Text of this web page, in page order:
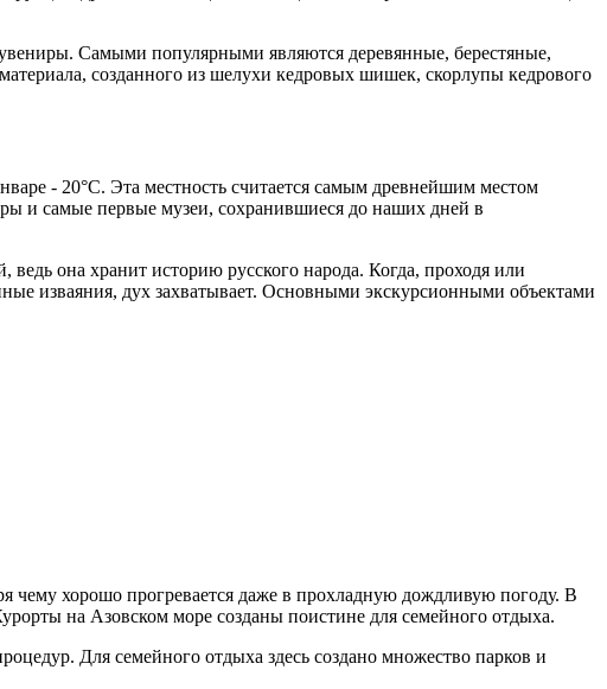
Самыми популярными являются деревянные, берестяные,
созданного из шелухи кедровых шишек, скорлупы кедрового
- 20°С. Эта местность считается самым древнейшим местом
и самые первые музеи, сохранившиеся до наших дней в
она хранит историю русского народа. Когда, проходя или
изваяния, дух захватывает. Основными экскурсионными объектами
чему хорошо прогревается даже в прохладную дождливую погоду. В
на Азовском море созданы поистине для семейного отдыха.
Для семейного отдыха здесь создано множество парков и